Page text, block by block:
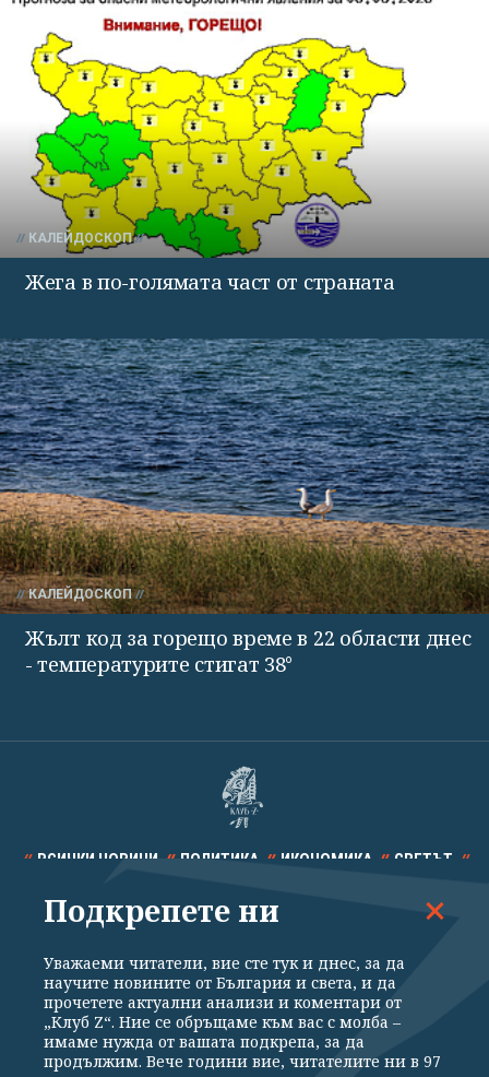
КАЛЕЙДОСКОП
Жега в по-голямата част от страната
КАЛЕЙДОСКОП
Жълт код за горещо време в 22 области днес
- температурите стигат 38°
ВСИЧКИ НОВИНИ ПОЛИТИКА ИКОНОМИКА СВЕТЪТ
СПОРТ КУЛТУРА ТЕХНОЛОГИИ КАЛЕЙДОСКОП
Подкрепете ни
Уважаеми читатели, вие сте тук и днес, за да
научите новините от България и света, и да
прочетете актуални анализи и коментари от
„Клуб Z“. Ние се обръщаме към вас с молба –
имаме нужда от вашата подкрепа, за да
продължим. Вече години вие, читателите ни в 97